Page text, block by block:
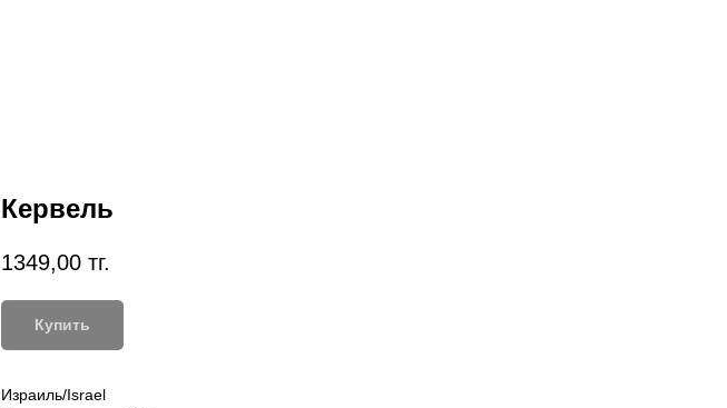
Кервель
1349,00 тг.
Купить
Израиль/Israel